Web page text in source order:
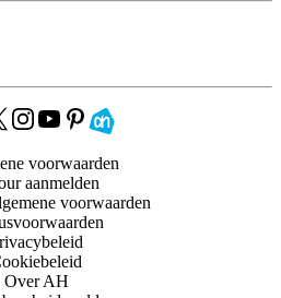
voorwaarden
aanmelden
voorwaarden
Over AH